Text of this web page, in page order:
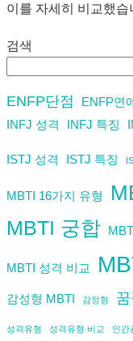
이를 자세히 비교했
검색
ENFP단점 ENFP연
INFJ 성격 INFJ 특징
ISTJ 성격 ISTJ 특징
MBTI 16가지 유형
MBTI 궁합
MBTI 성격 비교
감성형 MBTI 감정형
성격유형 성격유형 비교 인간